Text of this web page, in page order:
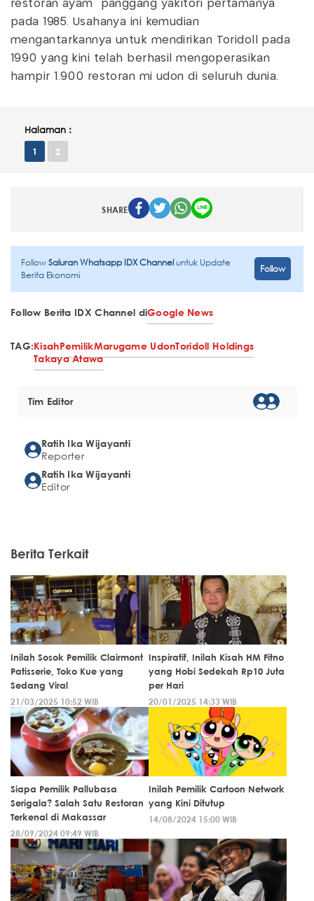
restoran ayam panggang yakitori pertamanya
pada 1985. Usahanya ini kemudian
mengantarkannya untuk mendirikan Toridoll pada
1990 yang kini telah berhasil mengoperasikan
hampir 1.900 restoran mi udon di seluruh dunia.
Halaman :
1 2
SHARE
FollowSaluran Whatsapp IDX Channeluntuk Update
Berita Ekonomi
Follow
Follow Berita IDX Channel diGoogle News
TAG:KisahPemilikMarugame UdonToridoll Holdings
Takaya Atawa
Tim Editor
Ratih Ika Wijayanti
Reporter
Ratih Ika Wijayanti
Editor
Berita Terkait
Inilah Sosok Pemilik Clairmont
Patisserie, Toko Kue yang
Sedang Viral
21/03/2025 10:52 WIB
Inspiratif, Inilah Kisah HM Fitno
yang Hobi Sedekah Rp10 Juta
per Hari
20/01/2025 14:33 WIB
Siapa Pemilik Pallubasa
Serigala? Salah Satu Restoran
Terkenal di Makassar
28/09/2024 09:49 WIB
Inilah Pemilik Cartoon Network
yang Kini Ditutup
14/08/2024 15:00 WIB